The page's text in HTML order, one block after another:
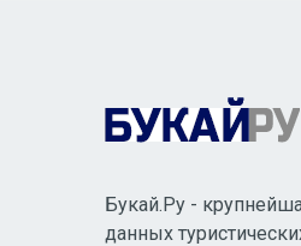
Букай.Ру -
данных